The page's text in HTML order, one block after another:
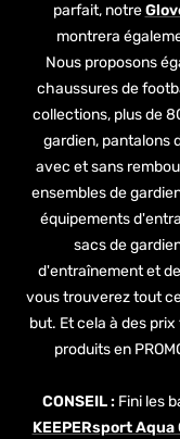
parfait, notre
montrera
Nous proposons
chaussures de
collections, plus de
gardien, pantalons
avec et sans
ensembles de
équipements
sacs de
d'entraînement et
vous trouverez tout
but. Et cela à des
produits en
CONSEIL :Fini les
KEEPERsport Aqua